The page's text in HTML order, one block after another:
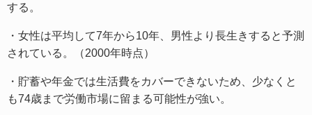
する。
・女性は平均して7年から10年、男性より長生きすると予測
されている。（2000年時点）
・貯蓄や年金では生活費をカバーできないため、少なくと
も74歳まで労働市場に留まる可能性が強い。